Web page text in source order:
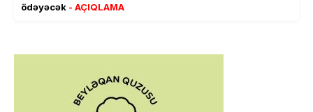
ödəyəcək - AÇIQLAMA